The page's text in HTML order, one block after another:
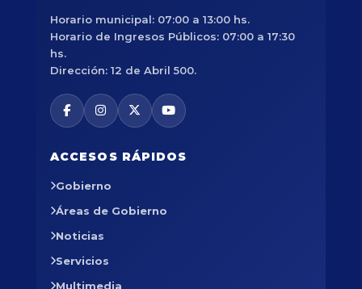
Horario municipal: 07:00 a 13:00 hs.
Horario de Ingresos Públicos: 07:00 a 17:30
hs.
Dirección: 12 de Abril 500.
ACCESOS RÁPIDOS
Gobierno
Áreas de Gobierno
Noticias
Servicios
Multimedia